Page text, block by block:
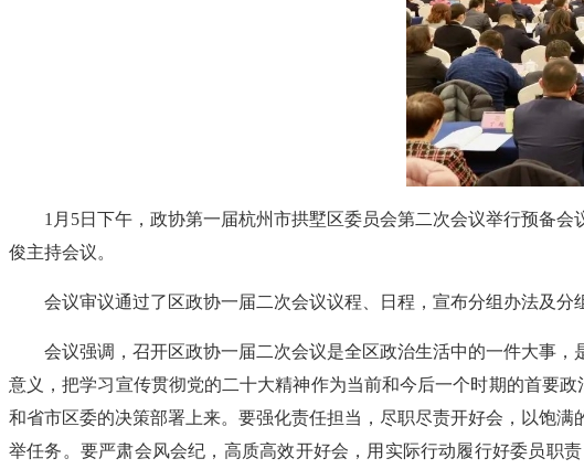
1月5日下午，政协第一届杭州市拱墅区委员会第二次会议举行预备
俊主持会议。
会议审议通过了区政协一届二次会议议程、日程，宣布分组办法及
会议强调，召开区政协一届二次会议是全区政治生活中的一件大事
意义，把学习宣传贯彻党的二十大精神作为当前和今后一个时期的首要
和省市区委的决策部署上来。要强化责任担当，尽职尽责开好会，以饱
举任务。要严肃会风会纪，高质高效开好会，用实际行动履行好委员职